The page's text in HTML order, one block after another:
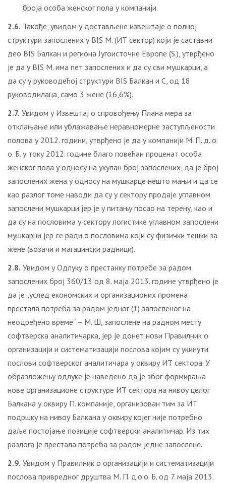
броја особа женског пола у компанији.
2.6. Такође, увидом у достављене извештаје о полној
структури запослених у BIS М. (ИТ сектор) који је саставни
део BIS Балкан и региона Југоисточне Европе (S.), утврђено
је да у BIS М. има пет запослених и да су сви мушкарци, а
да су у руководећој структури BIS Балкан и С, од 18
руководилаца, само 3 жене (16,6%).
2.7. Увидом у Извештај о спровођењу Плана мера за
отклањање или ублажавање неравномерне заступљености
полова у 2012. години, утврђено је да у компанији М. П. д. о.
о. Б. у току 2012. године благо повећан проценат особа
женског пола у односу на укупан број запослених, да је број
запослених жена у односу на мушкарце нешто мањи и да се
као разлог томе наводи да су у сектору продаје углавном
запослени мушкарци јер је у питању посао на терену, као и
да су на пословима у сектору логистике углавном запослени
мушкарци јер се ради о пословима који су физички тешки за
жене (возачи и магацински радници).
2.8. Увидом у Одлуку о престанку потребе за радом
запослених број 360/13 од 8. маја 2013. године утврђено је
да је „услед економских и организационих промена
престала потреба за радом једног (1) запосленог на
неодређено време“ – М. Ш, запослене на радном месту
софтверска аналитичарка, јер је донет нови Правилник о
организацији и систематизацији послова којим су укинути
послови софтверског аналитичара у оквиру ИТ сектора. У
образложењу одлуке је наведено да је због формирања
нове организационе структуре ИТ сектора на нивоу целог
Балкана у оквиру П. компаније, организован тим за ИТ
подршку на нивоу Балкана у оквиру којег није потребно
даље постојање позиције софтверски аналитичар. Из тих
разлога је престала потреба за радом једне запослене.
2.9. Увидом у Правилник о организацији и систематизацији
послова привредног друштва М. П. д.о.о. Б. од 7. маја 2013.